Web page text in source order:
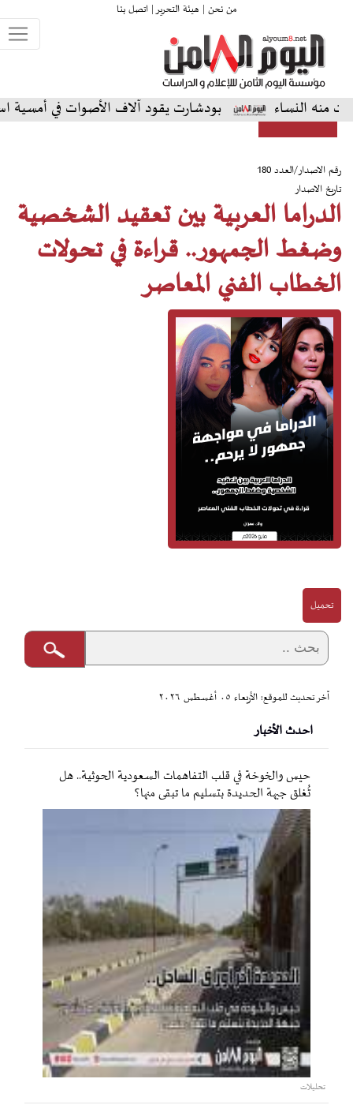
من نحن | هيئة التحرير |اتصل بنا
بودشارت يقود آلاف الأصوات في أمسية استثنائية
رقم الاصدار/العدد 180
تاريخ الاصدار
الدراما العربية بين تعقيد الشخصية
وضغط الجمهور.. قراءة في تحولات
الخطاب الفني المعاصر
تحميل
آخر تحديث للموقع: الأربعاء ٠٥ أغسطس ٢٠٢٦
احدث الأخبار
حيس والخوخة في قلب التفاهمات السعودية الحوثية.. هل
تُغلق جبهة الحديدة بتسليم ما تبقى منها؟
تحليلات